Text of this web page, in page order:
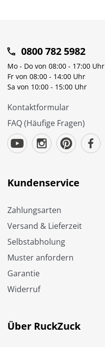
0800 782 5982
Mo - Do von 08:00 - 17:00 Uhr
Fr von 08:00 - 14:00 Uhr
Sa von 10:00 - 15:00 Uhr
Kontaktformular
FAQ (Häufige Fragen)
Kundenservice
Zahlungsarten
Versand & Lieferzeit
Selbstabholung
Muster anfordern
Garantie
Widerruf
Über RuckZuck